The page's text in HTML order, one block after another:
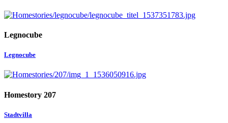
Legnocube
Legnocube
Homestory 207
Stadtvilla